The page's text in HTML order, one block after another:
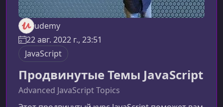
udemy
22 авг. 2022 г., 23:51
JavaScript
Продвинутые Темы JavaScript
Advanced JavaScript Topics